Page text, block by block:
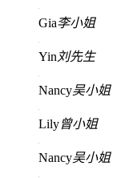
Gia李小姐
Yin 刘先生
Nancy吴小姐
Lily曾小姐
Nancy吴小姐